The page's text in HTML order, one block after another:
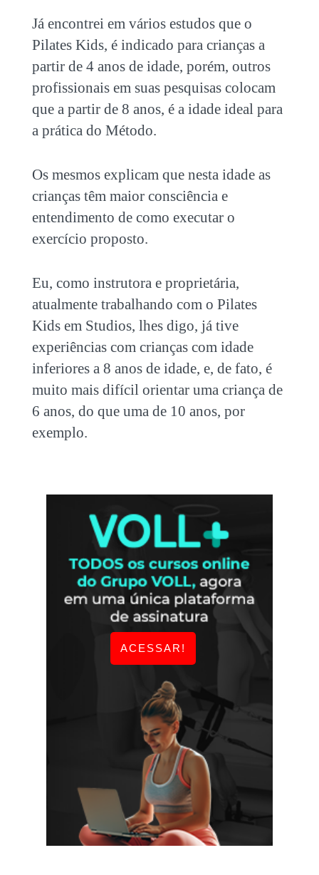
Já encontrei em vários estudos que o
Pilates Kids, é indicado para crianças a
partir de 4 anos de idade, porém, outros
profissionais em suas pesquisas colocam
que a partir de 8 anos, é a idade ideal para
a prática do Método.
Os mesmos explicam que nesta idade as
crianças têm maior consciência e
entendimento de como executar o
exercício proposto.
Eu, como instrutora e proprietária,
atualmente trabalhando com o Pilates
Kids em Studios, lhes digo, já tive
experiências com crianças com idade
inferiores a 8 anos de idade, e, de fato, é
muito mais difícil orientar uma criança de
6 anos, do que uma de 10 anos, por
exemplo.
ACESSAR!